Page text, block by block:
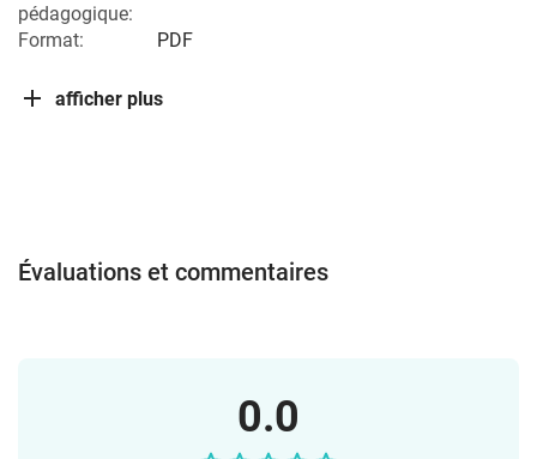
pédagogique:
Format: PDF
afficher plus
Évaluations et commentaires
0.0